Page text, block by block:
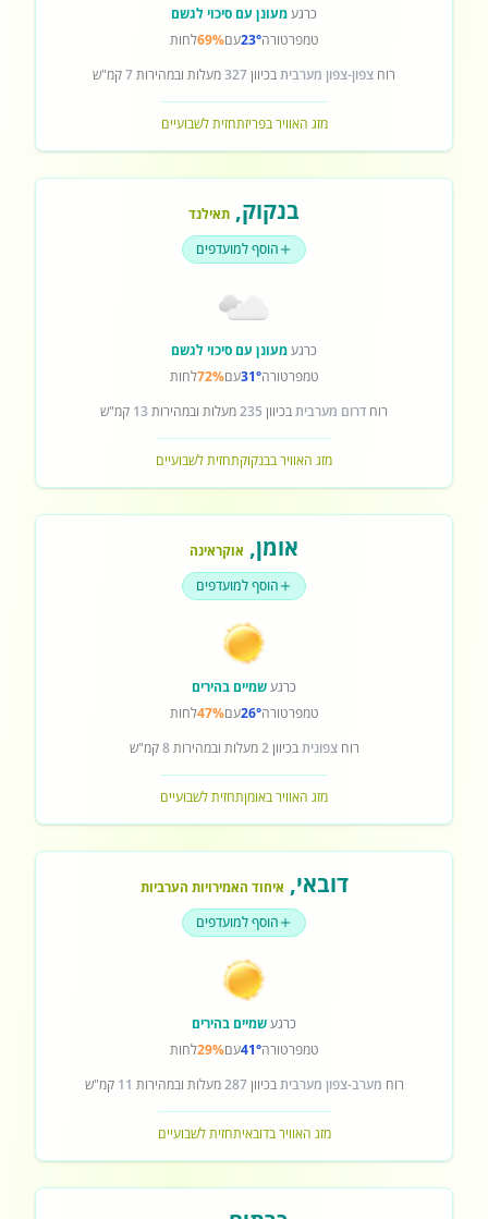
כרגעמעונן עם סיכוי לגשם
טמפרטורה23°עם69%לחות
רוח צפון-צפון מערביתבכיוון327מעלות ובמהירות7קמ"ש
מזג האוויר בפריזתחזית לשבועיים
בנקוק, תאילנד
הוסף למועדפים
כרגעמעונן עם סיכוי לגשם
טמפרטורה31°עם72%לחות
רוח דרום מערביתבכיוון 235מעלות ובמהירות 13 קמ"ש
מזג האוויר בבנקוקתחזית לשבועיים
אומן, אוקראינה
הוסף למועדפים
כרגעשמיים בהירים
טמפרטורה26°עם47%לחות
רוחצפוניתבכיוון2מעלות ובמהירות8קמ"ש
מזג האוויר באומןתחזית לשבועיים
דובאי, איחוד האמירויות הערביות
הוסף למועדפים
כרגעשמיים בהירים
טמפרטורה41°עם29%לחות
רוח מערב-צפון מערביתבכיוון287מעלות ובמהירות 11 קמ"ש
מזג האוויר בדובאיתחזית לשבועיים